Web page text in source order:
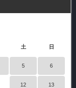
土 日
5 6
12 13